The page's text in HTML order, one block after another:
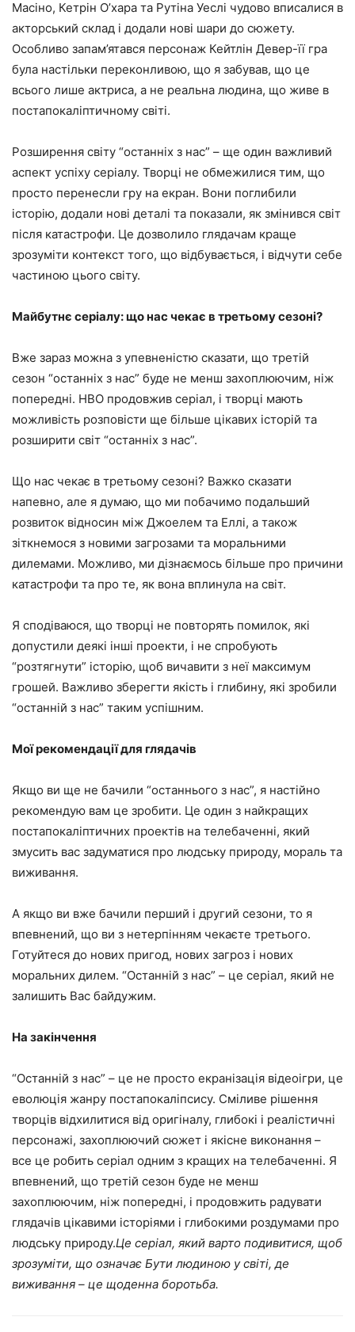
Масіно, Кетрін О’хара та Рутіна Уеслі чудово вписалися в
акторський склад і додали нові шари до сюжету.
Особливо запам’ятався персонаж Кейтлін Девер-її гра
була настільки переконливою, що я забував, що це
всього лише актриса, а не реальна людина, що живе в
постапокаліптичному світі.
Розширення світу “останніх з нас” – ще один важливий
аспект успіху серіалу. Творці не обмежилися тим, що
просто перенесли гру на екран. Вони поглибили
історію, додали нові деталі та показали, як змінився світ
після катастрофи. Це дозволило глядачам краще
зрозуміти контекст того, що відбувається, і відчути себе
частиною цього світу.
Майбутнє серіалу: що нас чекає в третьому сезоні?
Вже зараз можна з упевненістю сказати, що третій
сезон “останніх з нас” буде не менш захоплюючим, ніж
попередні. HBO продовжив серіал, і творці мають
можливість розповісти ще більше цікавих історій та
розширити світ “останніх з нас”.
Що нас чекає в третьому сезоні? Важко сказати
напевно, але я думаю, що ми побачимо подальший
розвиток відносин між Джоелем та Еллі, а також
зіткнемося з новими загрозами та моральними
дилемами. Можливо, ми дізнаємось більше про причини
катастрофи та про те, як вона вплинула на світ.
Я сподіваюся, що творці не повторять помилок, які
допустили деякі інші проекти, і не спробують
“розтягнути” історію, щоб вичавити з неї максимум
грошей. Важливо зберегти якість і глибину, які зробили
“останній з нас” таким успішним.
Мої рекомендації для глядачів
Якщо ви ще не бачили “останнього з нас”, я настійно
рекомендую вам це зробити. Це один з найкращих
постапокаліптичних проектів на телебаченні, який
змусить вас задуматися про людську природу, мораль та
виживання.
А якщо ви вже бачили перший і другий сезони, то я
впевнений, що ви з нетерпінням чекаєте третього.
Готуйтеся до нових пригод, нових загроз і нових
моральних дилем. “Останній з нас” – це серіал, який не
залишить Вас байдужим.
На закінчення
“Останній з нас” – це не просто екранізація відеоігри, це
еволюція жанру постапокаліпсису. Сміливе рішення
творців відхилитися від оригіналу, глибокі і реалістичні
персонажі, захоплюючий сюжет і якісне виконання –
все це робить серіал одним з кращих на телебаченні. Я
впевнений, що третій сезон буде не менш
захоплюючим, ніж попередні, і продовжить радувати
глядачів цікавими історіями і глибокими роздумами про
людську природу.Це серіал, який варто подивитися, щоб
зрозуміти, що означає Бути людиною у світі, де
виживання – це щоденна боротьба.